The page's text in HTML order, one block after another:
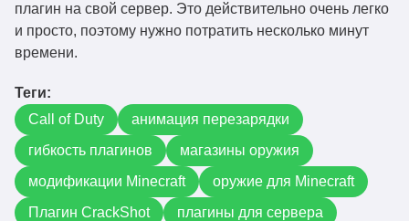
плагин на свой сервер. Это действительно очень легко
и просто, поэтому нужно потратить несколько минут
времени.
Теги:
Call of Duty
анимация перезарядки
гибкость плагинов
магазины оружия
модификации Minecraft
оружие для Minecraft
Плагин CrackShot
плагины для сервера